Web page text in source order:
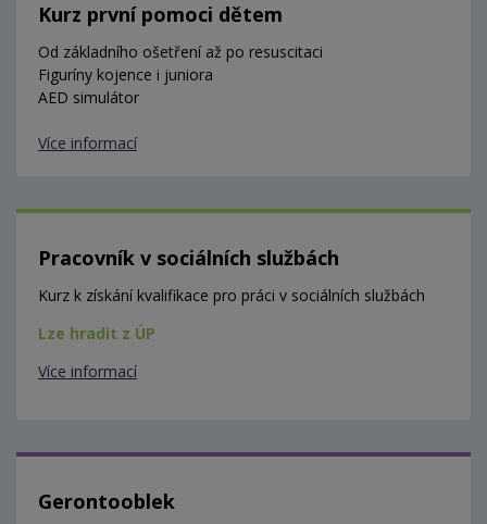
Kurz první pomoci dětem
Od základního ošetření až po resuscitaci
Figuríny kojence i juniora
AED simulátor
Více informací
Pracovník v sociálních službách
Kurz k získání kvalifikace pro práci v sociálních službách
Lze hradit z ÚP
Více informací
Gerontooblek